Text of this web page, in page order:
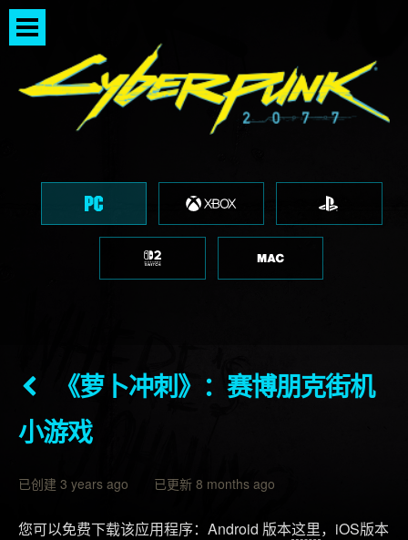
《萝卜冲刺》：赛博朋克街机
小游戏
已创建 3 years ago 已更新 8 months ago
您可以免费下载该应用程序：Android 版本这里，iOS版本